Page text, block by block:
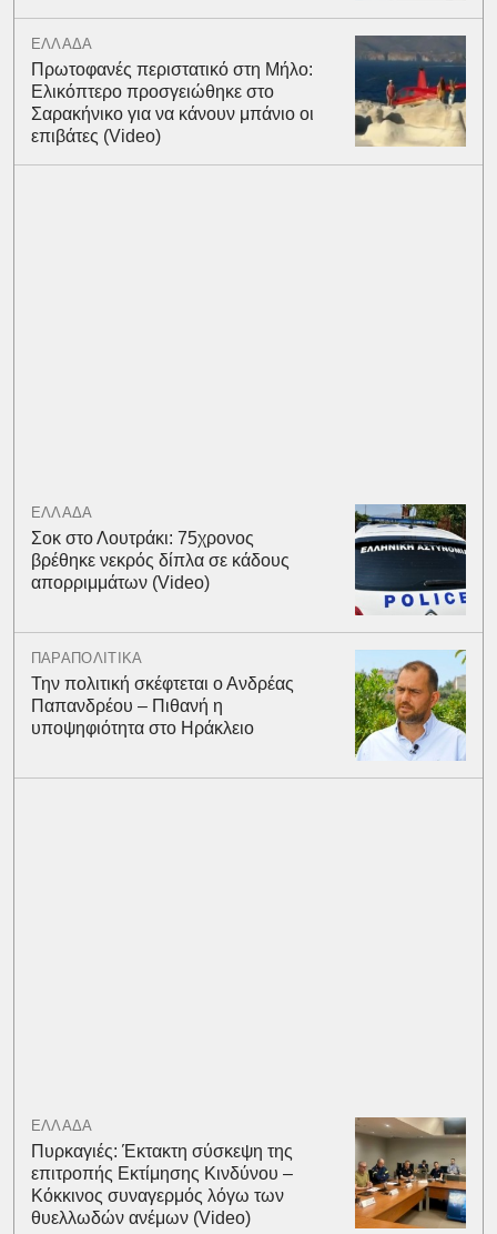
ΕΛΛΑΔΑ
Πρωτοφανές περιστατικό στη Μήλο:
Ελικόπτερο προσγειώθηκε στο
Σαρακήνικο για να κάνουν μπάνιο οι
επιβάτες (Video)
ΕΛΛΑΔΑ
Σοκ στο Λουτράκι: 75χρονος
βρέθηκε νεκρός δίπλα σε κάδους
απορριμμάτων (Video)
ΠΑΡΑΠΟΛΙΤΙΚΑ
Την πολιτική σκέφτεται ο Ανδρέας
Παπανδρέου – Πιθανή η
υποψηφιότητα στο Ηράκλειο
ΕΛΛΑΔΑ
Πυρκαγιές: Έκτακτη σύσκεψη της
επιτροπής Εκτίμησης Κινδύνου –
Κόκκινος συναγερμός λόγω των
θυελλωδών ανέμων (Video)